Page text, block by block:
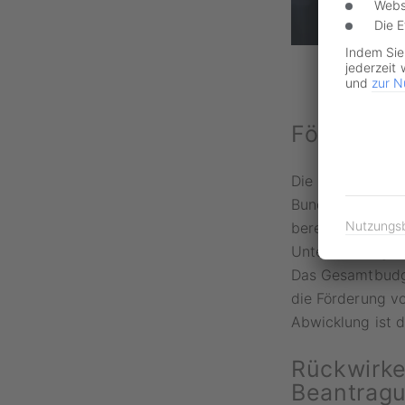
Die
bereit. Für den
Unterstützung
Das
die Förderung
Abwicklung ist
Die
Indem
jederzeit
und zur